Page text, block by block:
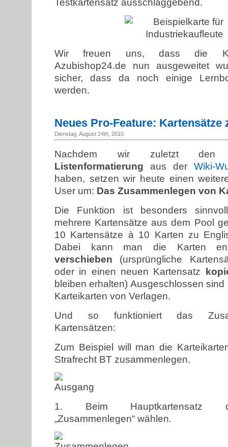
Wir freuen uns, dass die
Azubishop24.de nun ausgeweitet
sicher, dass da noch einige
werden.
Neues Pro-Feature: Kartensätze
Dienstag, August 24th, 2010
Nachdem wir zuletzt den
Listenformatierung aus der Wiki-
haben, setzen wir heute einen
User um: Das Zusammenlegen von
Die Funktion ist besonders
mehrere Kartensätze aus dem Pool
10 Kartensätze à 10 Karten zu
Dabei kann man die Karten
verschieben (ursprüngliche
oder in einen neuen Kartensatz
bleiben erhalten) Ausgeschlossen
Karteikarten von Verlagen.
Und so funktioniert das
Kartensätzen:
Zum Beispiel will man die
Strafrecht BT zusammenlegen.
1. Beim Hauptkartensatz
„Zusammenlegen“ wählen.